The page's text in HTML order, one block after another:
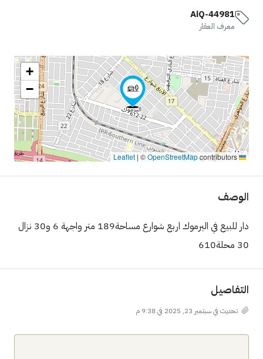
AiQ-44981
معرف العقار
+
−
Leaflet
| ©OpenStreetMapcontributors
الوصف
دار للبيع في اليرموك اربع شوارع مساحة189 متر واجهة 6 و30 نزال
30 محلة610
التفاصيل
تحديث في سبتمبر 23, 2025 في 9:38 م